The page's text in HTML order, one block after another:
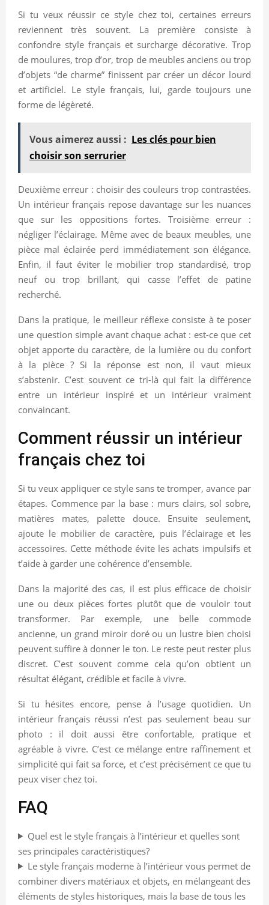
Si tu veux réussir ce style chez toi, certaines erreurs
reviennent très souvent. La première consiste à
confondre style français et surcharge décorative. Trop
de moulures, trop d’or, trop de meubles anciens ou trop
d’objets “de charme” finissent par créer un décor lourd
et artificiel. Le style français, lui, garde toujours une
forme de légèreté.
Vous aimerez aussi : Les clés pour bien
choisir son serrurier
Deuxième erreur : choisir des couleurs trop contrastées.
Un intérieur français repose davantage sur les nuances
que sur les oppositions fortes. Troisième erreur :
négliger l’éclairage. Même avec de beaux meubles, une
pièce mal éclairée perd immédiatement son élégance.
Enfin, il faut éviter le mobilier trop standardisé, trop
neuf ou trop brillant, qui casse l’effet de patine
recherché.
Dans la pratique, le meilleur réflexe consiste à te poser
une question simple avant chaque achat : est-ce que cet
objet apporte du caractère, de la lumière ou du confort
à la pièce ? Si la réponse est non, il vaut mieux
s’abstenir. C’est souvent ce tri-là qui fait la différence
entre un intérieur inspiré et un intérieur vraiment
convaincant.
Comment réussir un intérieur
français chez toi
Si tu veux appliquer ce style sans te tromper, avance par
étapes. Commence par la base : murs clairs, sol sobre,
matières mates, palette douce. Ensuite seulement,
ajoute le mobilier de caractère, puis l’éclairage et les
accessoires. Cette méthode évite les achats impulsifs et
t’aide à garder une cohérence d’ensemble.
Dans la majorité des cas, il est plus efficace de choisir
une ou deux pièces fortes plutôt que de vouloir tout
transformer. Par exemple, une belle commode
ancienne, un grand miroir doré ou un lustre bien choisi
peuvent suffire à donner le ton. Le reste peut rester plus
discret. C’est souvent comme cela qu’on obtient un
résultat élégant, crédible et facile à vivre.
Si tu hésites encore, pense à l’usage quotidien. Un
intérieur français réussi n’est pas seulement beau sur
photo : il doit aussi être confortable, pratique et
agréable à vivre. C’est ce mélange entre raffinement et
simplicité qui fait sa force, et c’est précisément ce que tu
peux viser chez toi.
FAQ
Quel est le style français à l’intérieur et quelles sont
ses principales caractéristiques?
Le style français moderne à l’intérieur vous permet de
combiner divers matériaux et objets, en mélangeant des
éléments de styles historiques, mais la base de tous les